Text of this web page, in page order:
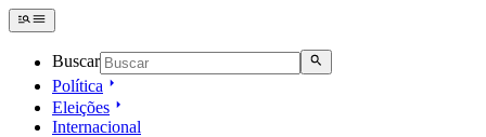
Buscar
Política
Eleições
Internacional